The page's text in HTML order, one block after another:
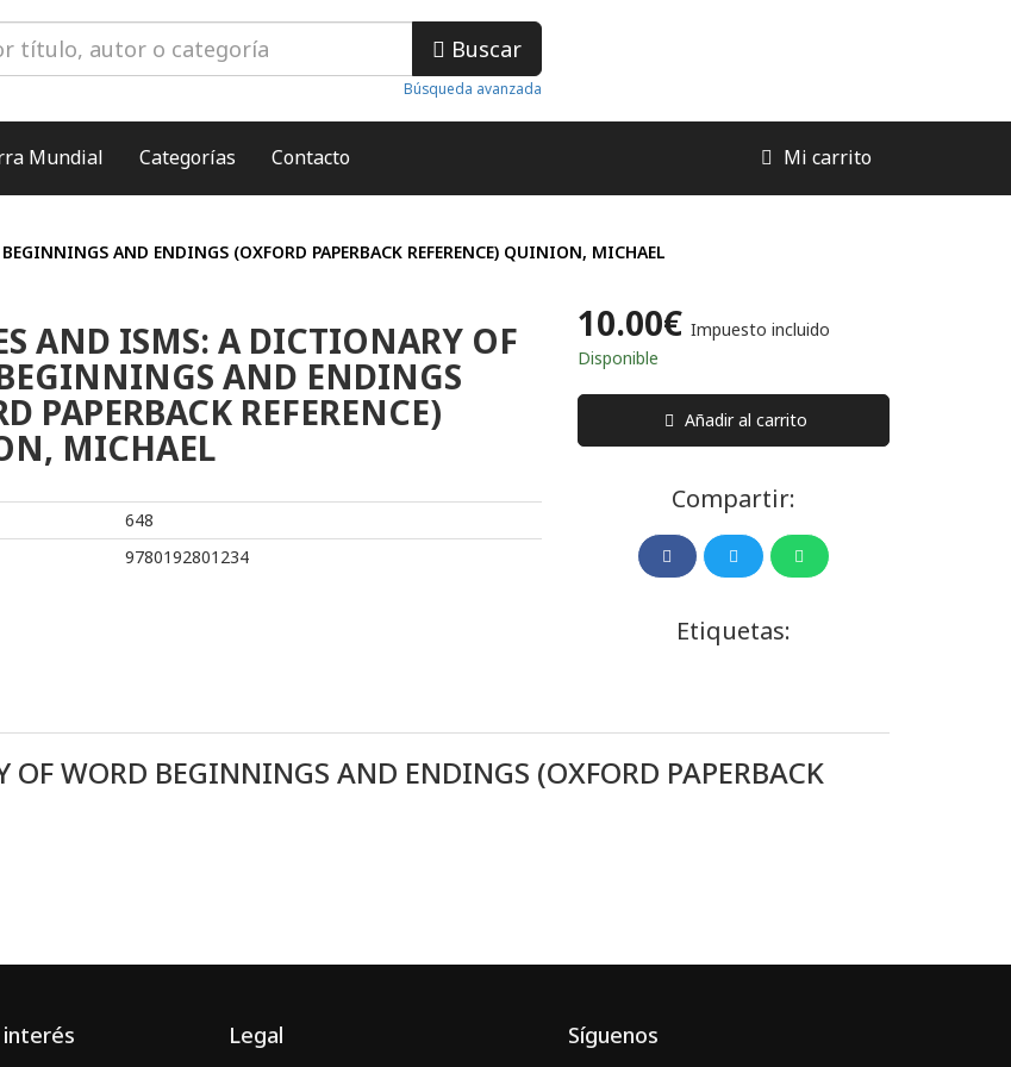
Buscar
Búsqueda avanzada
Mundial Categorías Contacto Mi carrito
AND ENDINGS (OXFORD PAPERBACK REFERENCE) QUINION, MICHAEL
AND ISMS: A DICTIONARY OF
AND ENDINGS
PAPERBACK REFERENCE)
MICHAEL
648
9780192801234
10.00€ Impuesto incluido
Disponible
Añadir al carrito
Compartir:
Etiquetas:
WORD BEGINNINGS AND ENDINGS (OXFORD PAPERBACK
interés Legal Síguenos